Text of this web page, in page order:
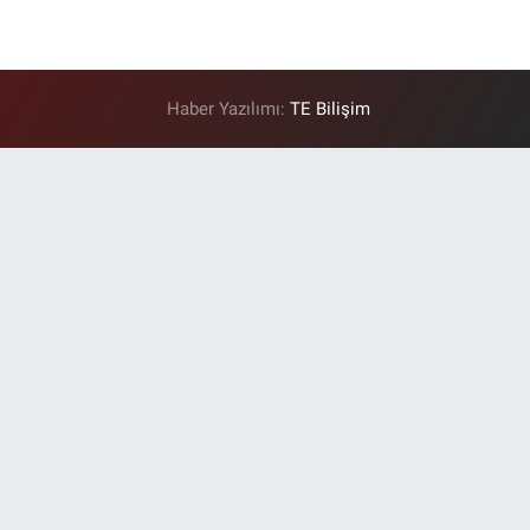
Haber Yazılımı:TE Bilişim